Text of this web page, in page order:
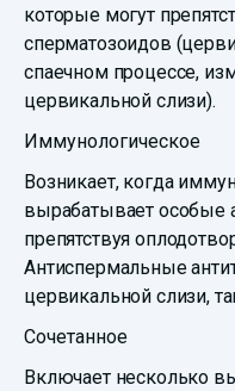
которые могут
сперматозоидов
спаечном процессе,
цервикальной слизи).
Иммунологическое
Возникает, когда
вырабатывает особые
препятствуя
Антиспермальные
цервикальной слизи,
Сочетанное
Включает несколько